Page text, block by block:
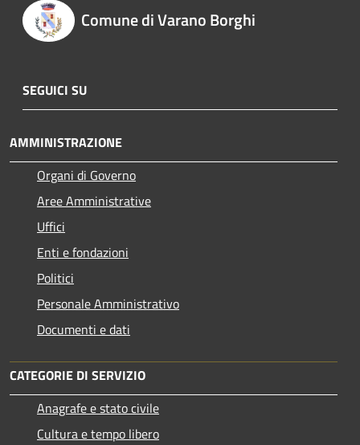
Comune di Varano Borghi
SEGUICI SU
AMMINISTRAZIONE
Organi di Governo
Aree Amministrative
Uffici
Enti e fondazioni
Politici
Personale Amministrativo
Documenti e dati
CATEGORIE DI SERVIZIO
Anagrafe e stato civile
Cultura e tempo libero